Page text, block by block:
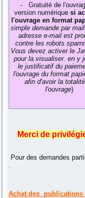
- Gratuité de
version numériquesi
l'ouvrage en format
simple demande par
adresse e-mail est
contre les robots
Vous devez activer le
pour la visualiser. en y
le justificatif du
l'ouvrage du format
afin d'avoir la
l'ouvrage)
Merci de
Pour des demandes
Achat des publications